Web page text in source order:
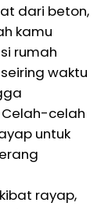
dari beton,
kamu
rumah
waktu
celah
untuk
rayap,